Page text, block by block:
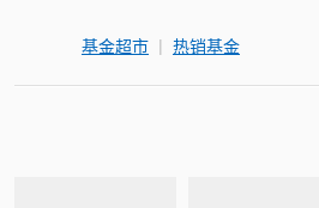
基金超市 | 热销基金